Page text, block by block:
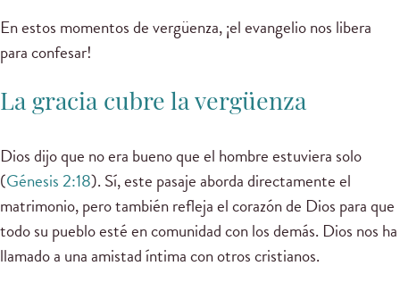
En estos momentos de vergüenza, ¡el evangelio nos libera
para confesar!
La gracia cubre la vergüenza
Dios dijo que no era bueno que el hombre estuviera solo
(Génesis 2:18). Sí, este pasaje aborda directamente el
matrimonio, pero también refleja el corazón de Dios para que
todo su pueblo esté en comunidad con los demás. Dios nos ha
llamado a una amistad íntima con otros cristianos.